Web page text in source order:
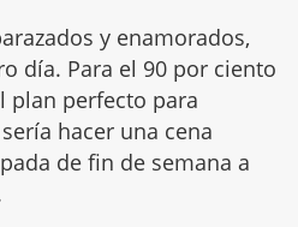
y enamorados,
día. Para el 90 por ciento
plan perfecto para
sería hacer una cena
de fin de semana a